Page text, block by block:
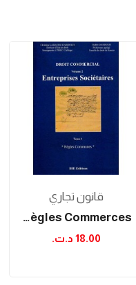
قانون تجاري
Droit Commercial Tome 1: Règles Commerces
18.00 د.ت.‏